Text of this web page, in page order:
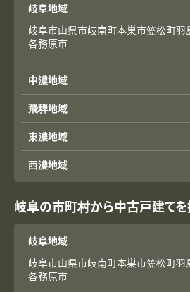
岐阜地域
岐阜市山県市岐南町本巣市笠松町羽
各務原市
中濃地域
飛騨地域
東濃地域
西濃地域
岐阜の市町村から中古戸建て
岐阜地域
岐阜市山県市岐南町本巣市笠松町羽
各務原市